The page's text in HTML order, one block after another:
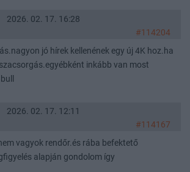
2026. 02. 17. 16:28
#114204
jó hírek kellenének egy új 4K hoz.ha
inkább van most
2026. 02. 17. 12:11
#114167
vagyok rendőr.és rába befektető
alapján gondolom így